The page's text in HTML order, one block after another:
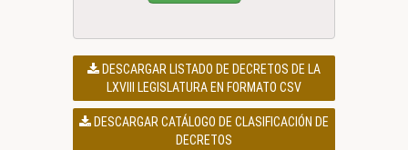
DESCARGAR LISTADO DE DECRETOS DE LA
LXVIII LEGISLATURA EN FORMATO CSV
DESCARGAR CATÁLOGO DE CLASIFICACIÓN DE
DECRETOS